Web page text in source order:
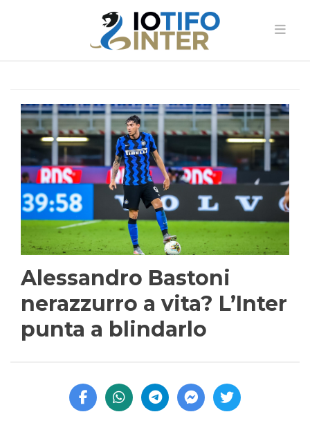
Alessandro Bastoni
nerazzurro a vita? L’Inter
punta a blindarlo